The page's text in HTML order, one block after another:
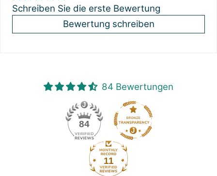
Schreiben Sie die erste Bewertung
Bewertung schreiben
84 Bewertungen
84
11